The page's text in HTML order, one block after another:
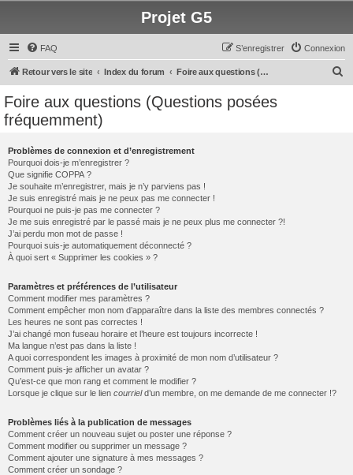
Projet G5
FAQ Connexion
S’enregistrer
Retour vers le site Index du forum Foire aux questions (Questions posées fréquemment)
Foire aux questions (Questions posées
fréquemment)
Problèmes de connexion et d’enregistrement
Pourquoi dois-je m’enregistrer ?
Que signifie COPPA ?
Je souhaite m’enregistrer, mais je n’y parviens pas !
Je suis enregistré mais je ne peux pas me connecter !
Pourquoi ne puis-je pas me connecter ?
Je me suis enregistré par le passé mais je ne peux plus me connecter ?!
J’ai perdu mon mot de passe !
Pourquoi suis-je automatiquement déconnecté ?
À quoi sert « Supprimer les cookies » ?
Paramètres et préférences de l’utilisateur
Comment modifier mes paramètres ?
Comment empêcher mon nom d’apparaître dans la liste des membres connectés ?
Les heures ne sont pas correctes !
J’ai changé mon fuseau horaire et l’heure est toujours incorrecte !
Ma langue n’est pas dans la liste !
A quoi correspondent les images à proximité de mon nom d’utilisateur ?
Comment puis-je afficher un avatar ?
Qu’est-ce que mon rang et comment le modifier ?
Lorsque je clique sur le lien courrield’un membre, on me demande de me connecter !?
Problèmes liés à la publication de messages
Comment créer un nouveau sujet ou poster une réponse ?
Comment modifier ou supprimer un message ?
Comment ajouter une signature à mes messages ?
Comment créer un sondage ?